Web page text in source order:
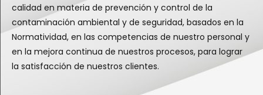
calidad en materia de prevención y control de la
contaminación ambiental y de seguridad, basados en la
Normatividad, en las competencias de nuestro personal y
en la mejora continua de nuestros procesos, para lograr
la satisfacción de nuestros clientes.